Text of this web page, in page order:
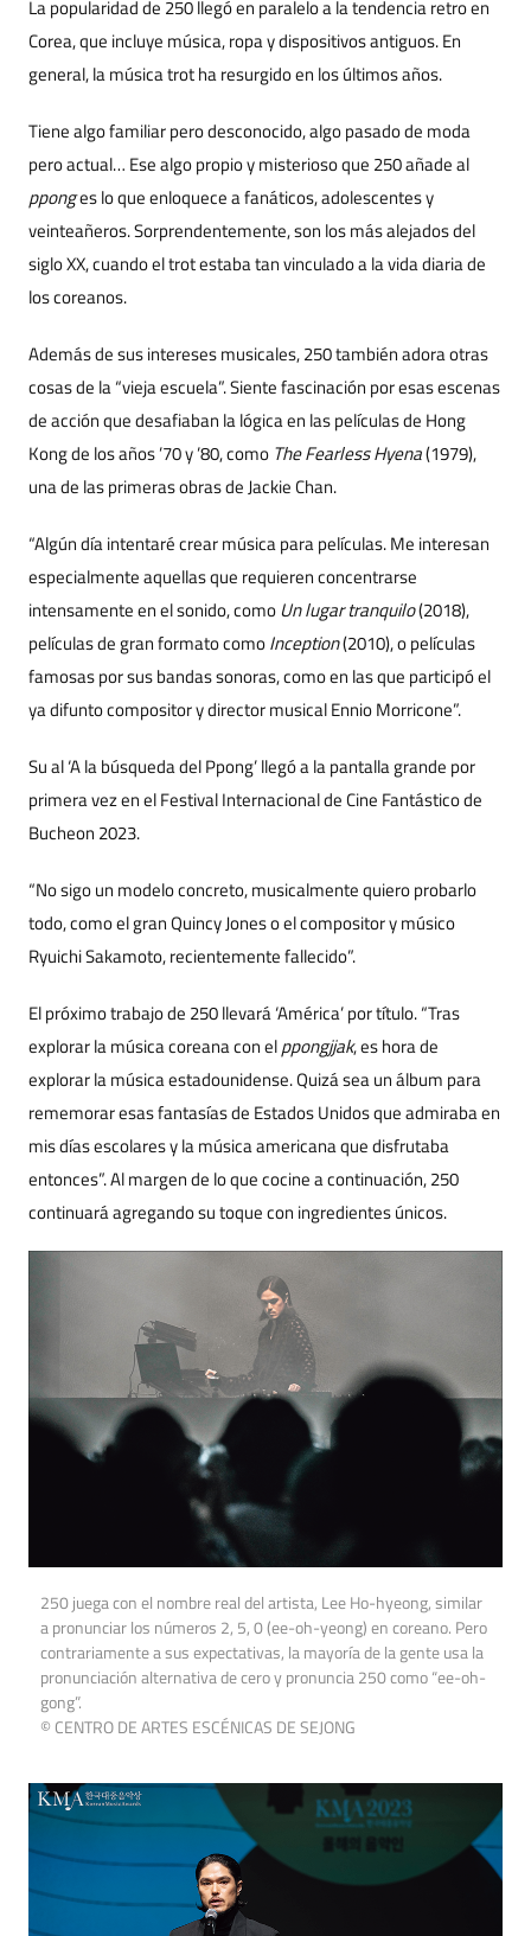
La popularidad de 250 llegó en paralelo a la tendencia retro en
Corea, que incluye música, ropa y dispositivos antiguos. En
general, la música trot ha resurgido en los últimos años.
Tiene algo familiar pero desconocido, algo pasado de moda
pero actual… Ese algo propio y misterioso que 250 añade al
pponges lo que enloquece a fanáticos, adolescentes y
veinteañeros. Sorprendentemente, son los más alejados del
siglo XX, cuando el trot estaba tan vinculado a la vida diaria de
los coreanos.
Además de sus intereses musicales, 250 también adora otras
cosas de la “vieja escuela”. Siente fascinación por esas escenas
de acción que desafiaban la lógica en las películas de Hong
Kong de los años ’70 y ’80, como The Fearless Hyena(1979),
una de las primeras obras de Jackie Chan.
“Algún día intentaré crear música para películas. Me interesan
especialmente aquellas que requieren concentrarse
intensamente en el sonido, comoUn lugar tranquilo(2018),
películas de gran formato comoInception(2010), o películas
famosas por sus bandas sonoras, como en las que participó el
ya difunto compositor y director musical Ennio Morricone”.
Su al ‘A la búsqueda del Ppong’ llegó a la pantalla grande por
primera vez en el Festival Internacional de Cine Fantástico de
Bucheon 2023.
“No sigo un modelo concreto, musicalmente quiero probarlo
todo, como el gran Quincy Jones o el compositor y músico
Ryuichi Sakamoto, recientemente fallecido”.
El próximo trabajo de 250 llevará ‘América’ por título. “Tras
explorar la música coreana con elppongjjak, es hora de
explorar la música estadounidense. Quizá sea un álbum para
rememorar esas fantasías de Estados Unidos que admiraba en
mis días escolares y la música americana que disfrutaba
entonces”. Al margen de lo que cocine a continuación, 250
continuará agregando su toque con ingredientes únicos.
250 juega con el nombre real del artista, Lee Ho-hyeong, similar
a pronunciar los números 2, 5, 0 (ee-oh-yeong) en coreano. Pero
contrariamente a sus expectativas, la mayoría de la gente usa la
pronunciación alternativa de cero y pronuncia 250 como “ee-oh-
gong”.
© CENTRO DE ARTES ESCÉNICAS DE SEJONG